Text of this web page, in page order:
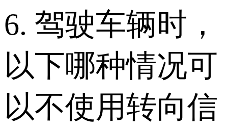
6. 驾驶车辆时，
以下哪种情况可
以不使用转向信